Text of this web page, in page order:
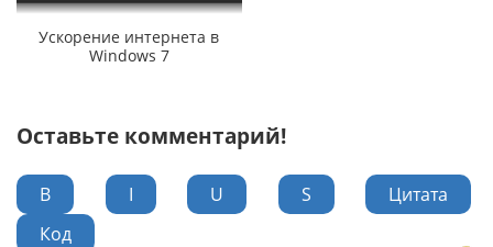
Ускорение интернета в
Windows 7
Оставьте комментарий!
B I U S
Цитата
Код